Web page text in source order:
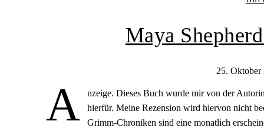
Maya
25. Oktober
A
nzeige. Dieses Buch wurde mir von der
hierfür. Meine Rezension wird hiervon nicht
Grimm-Chroniken sind eine monatlich